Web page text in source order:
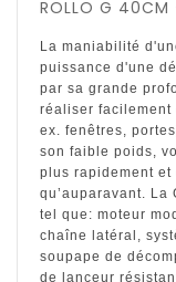
ROLLO G
La maniabilité
puissance d'une
par sa grande
réaliser facilement
ex. fenêtres,
son faible poids,
plus rapidement et
qu’auparavant. La
tel que: moteur
chaîne latéral,
soupape de
de lanceur